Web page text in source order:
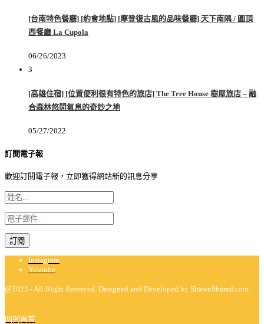
[台南特色餐廳] [約會地點] [摩登復古風的品味餐廳] 天下南隅 / 圓頂
西餐廳 La Cupola
06/26/2023
3
[高雄住宿] [位置便利很有特色的旅店] The Tree House 樹屋旅店 – 融
合森林悠閒氣息的奇妙之地
05/27/2022
訂閱電子報
歡迎訂閱電子報，立即獲得網站新的訊息分享
Instagram
Youtube
@2023 - All Right Reserved. Designed and Developed by ShawnShared.com
回到頁首